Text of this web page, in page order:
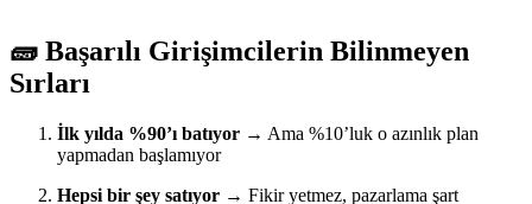
🧱 Başarılı Girişimcilerin Bilinmeyen
Sırları
İlk yılda %90’ı batıyor → Ama %10’luk o azınlık plan
yapmadan başlamıyor
Hepsi bir şey satıyor → Fikir yetmez, pazarlama şart